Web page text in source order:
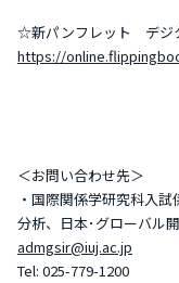
☆新パンフレット デジ
https://
＜お問い合わせ先＞
・国際関係学研究科入
分析、日本･グローバル
admgsir@iuj.ac.jp
Tel: 025-779-1200